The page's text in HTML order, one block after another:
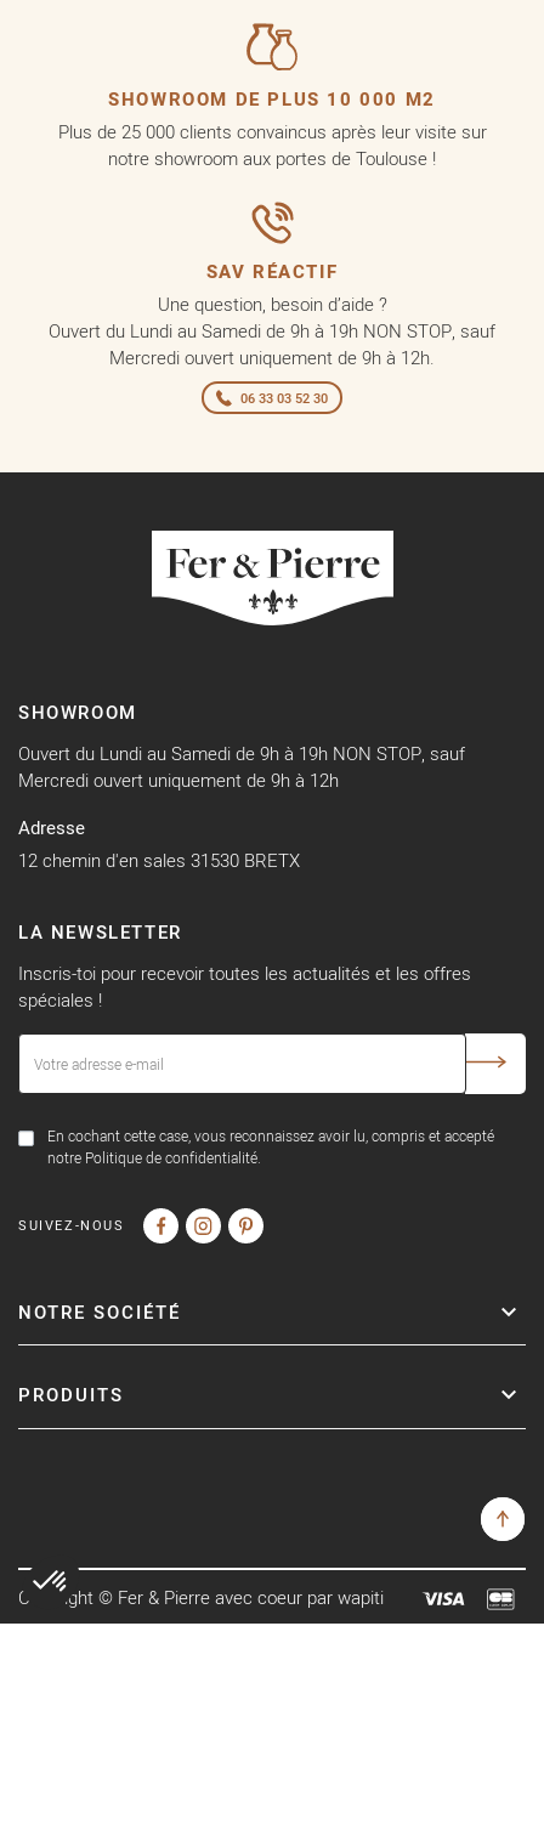
SHOWROOM DE PLUS 10 000 M2
Plus de 25 000 clients convaincus après leur visite sur
notre showroom aux portes de Toulouse !
SAV RÉACTIF
Une question, besoin d’aide ?
Ouvert du Lundi au Samedi de 9h à 19h NON STOP, sauf
Mercredi ouvert uniquement de 9h à 12h.
06 33 03 52 30
SHOWROOM
Ouvert du Lundi au Samedi de 9h à 19h NON STOP, sauf
Mercredi ouvert uniquement de 9h à 12h
Adresse
12 chemin d'en sales 31530 BRETX
LA NEWSLETTER
Inscris-toi pour recevoir toutes les actualités et les offres
spéciales !
En cochant cette case, vous reconnaissez avoir lu, compris et accepté
notre Politique de confidentialité.
SUIVEZ-NOUS
NOTRE SOCIÉTÉ
PRODUITS
Copyright © Fer & Pierre avec coeur par wapiti